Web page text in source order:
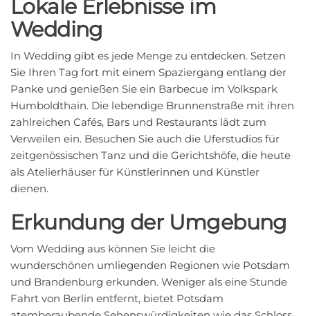
Lokale Erlebnisse im
Wedding
In Wedding gibt es jede Menge zu entdecken. Setzen
Sie Ihren Tag fort mit einem Spaziergang entlang der
Panke und genießen Sie ein Barbecue im Volkspark
Humboldthain. Die lebendige Brunnenstraße mit ihren
zahlreichen Cafés, Bars und Restaurants lädt zum
Verweilen ein. Besuchen Sie auch die Uferstudios für
zeitgenössischen Tanz und die Gerichtshöfe, die heute
als Atelierhäuser für Künstlerinnen und Künstler
dienen.
Erkundung der Umgebung
Vom Wedding aus können Sie leicht die
wunderschönen umliegenden Regionen wie Potsdam
und Brandenburg erkunden. Weniger als eine Stunde
Fahrt von Berlin entfernt, bietet Potsdam